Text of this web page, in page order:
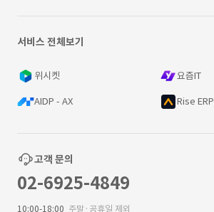
서비스 전체보기
위시켓 요즘IT
AIDP - AX Rise ERP
고객 문의
02-6925-4849
10:00-18:00 주말·공휴일 제외